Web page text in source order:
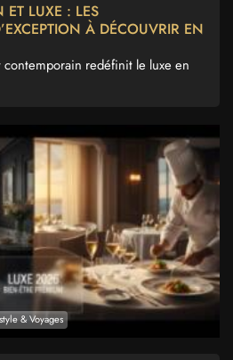
ET LUXE : LES
À DÉCOUVRIR EN
redéfinit le luxe en
& Voyages